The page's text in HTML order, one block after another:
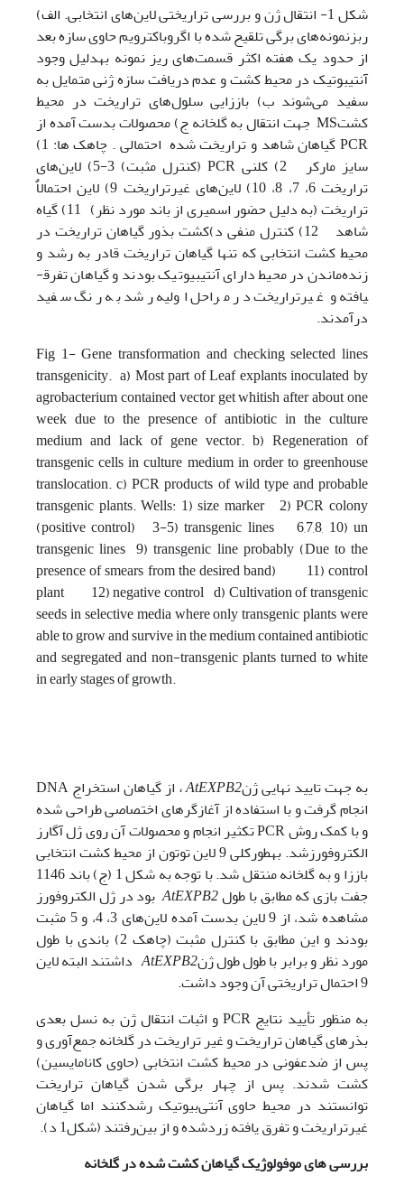
شکل 1- انتقال ژن و بررسی تراریختی لاین‌های انتخابی. الف)
ربزنمونه‌های برگی تلقیح شده با اگروباکترویم حاوی سازه بعد
از حدود یک هفته اکثر قسمت‌های ریز نمونه به­دلیل وجود
آنتی­بوتیک در محیط کشت و عدم دریافت سازه ژنی متمایل به
سفید می‌شوند ب) باززایی سلول‌های تراریخت در محیط
کشتMS جهت انتقال به گلخانه ج) محصولات بدست آمده از
PCR گیاهان شاهد و تراریخت شده احتمالی . چاهک ها: 1)
سایز مارکر 2) کلنی PCR (کنترل مثبت) 3-5) لاین‌های
تراریخت 6، 7، 8، 10) لاین‌های غیرتراریخت 9) لاین احتمالاٌ
تراریخت (به دلیل حضور اسمیری از باند مورد نظر) 11) گیاه
شاهد 12) کنترل منفی د)کشت بذور گیاهان تراریخت در
محیط کشت انتخابی که تنها گیاهان تراریخت قادر به رشد و
زنده‌ماندن در محیط دارای آنتی­بیوتیک بودند و گیاهان تفرق­
یافته و غیرتراریخت در مراحل اولیه رشد به رنگ سفید
درآمدند.
Fig 1- Gene transformation and checking selected lines
transgenicity. a) Most part of Leaf explants inoculated by
agrobacterium contained vector get whitish after about one
week due to the presence of antibiotic in the culture
medium and lack of gene vector. b) Regeneration of
transgenic cells in culture medium in order to greenhouse
translocation. c) PCR products of wild type and probable
transgenic plants. Wells: 1) size marker 2) PCR colony
(positive control) 3-5) transgenic lines 6,7,8, 10) un
transgenic lines 9) transgenic line probably (Due to the
presence of smears from the desired band) 11) control
plant 12) negative control d) Cultivation of transgenic
seeds in selective media where only transgenic plants were
able to grow and survive in the medium contained antibiotic
and segregated and non-transgenic plants turned to white
in early stages of growth.
به­ جهت تایید نهایی ژنAtEXPB2،
از گیاهان استخراج DNA
انجام گرفت و با استفاده از آغازگرهای اختصاصی طراحی شده
و با کمک روش PCR تکثیر انجام و محصولات آن روی ژل آگارز
الکتروفورزشد. به­طورکلی 9 لاین توتون از محیط کشت انتخابی
باززا و به گلخانه منتقل شد. با توجه به شکل 1 (ج) باند 1146
جفت بازی که مطابق با طولAtEXPB2بود در ژل الکتروفورز
مشاهده شد، از 9 لاین بدست آمده لاین‌های 3، 4، و 5 مثبت
بودند و این مطابق با کنترل مثبت (چاهک 2) باندی با طول
مورد‌ نظر و برابر با طول طول ژنAtEXPB2 داشتند البته لاین
9 احتمال تراریختی آن وجود داشت.
به­ منظور تأیید نتایج PCR و اثبات انتقال ژن به نسل بعدی
بذرهای گیاهان تراریخت و غیر تراریخت در گلخانه جمع‌آوری و
پس از ضدعفونی در محیط کشت انتخابی (حاوی کانامایسین)
کشت شدند. پس از چهار برگی شدن گیاهان تراریخت
توانستند در محیط حاوی آنتی‌بیوتیک رشدکنند اما گیاهان
غیرتراریخت و تفرق یافته زردشده و از بین‌­رفتند (شکل1 د).
بررسی ‌های موفولوژیک گیاهان کشت شده در گلخانه